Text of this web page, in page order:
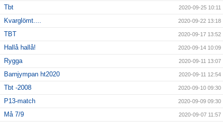
Tbt 2020-09-25 10:11
Kvarglömt.... 2020-09-22 13:18
TBT 2020-09-17 13:52
Hallå hallå! 2020-09-14 10:09
Rygga 2020-09-11 13:07
Barnjympan ht2020 2020-09-11 12:54
Tbt -2008 2020-09-10 09:30
P13-match 2020-09-09 09:30
Må 7/9 2020-09-07 11:57